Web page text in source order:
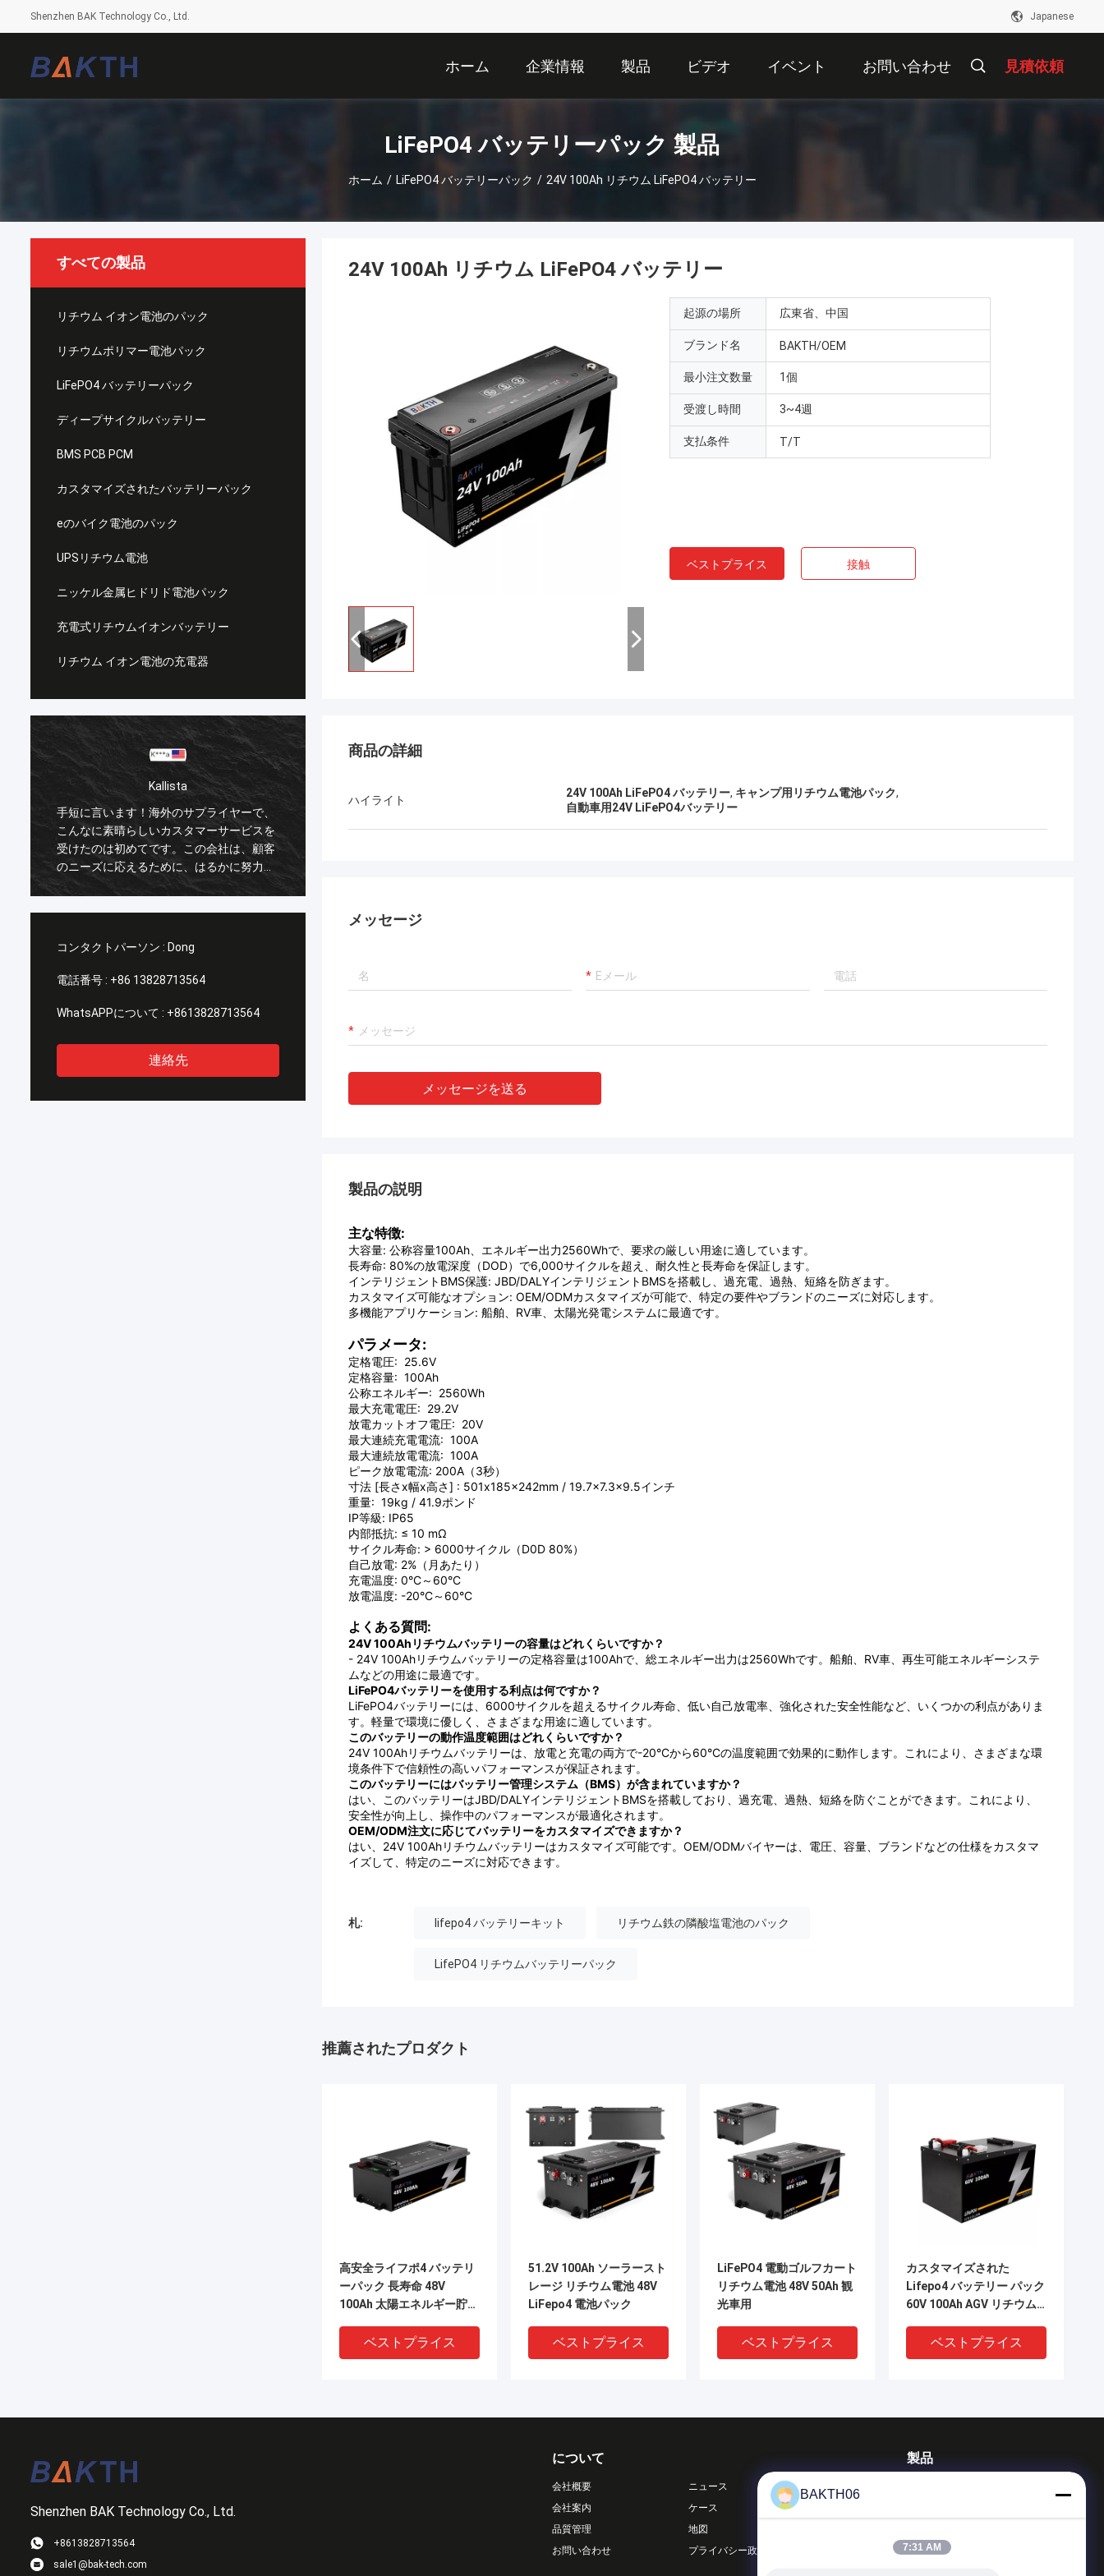
Shenzhen BAK Technology Co., Ltd. Japanese
ホーム 企業情報 製品 ビデオ イベント お問い合わせ 見積依頼
LiFePO4 バッテリーパック 製品
ホーム / LiFePO4 バッテリーパック / 24V 100Ah リチウム LiFePO4 バッテリー
すべての製品
リチウム イオン電池のパック
リチウムポリマー電池パック
LiFePO4 バッテリーパック
ディープサイクルバッテリー
BMS PCB PCM
カスタマイズされたバッテリーパック
eのバイク電池のパック
UPSリチウム電池
ニッケル金属ヒドリド電池パック
充電式リチウムイオンバッテリー
リチウム イオン電池の充電器
サプライヤーで、
タマーサービスを
この会社は、顧客
、はるかに努力し
懸念に対する対応
Kallista
手短に言います！海外のサプライヤーで、
こんなに素晴らしいカスタマーサービスを
受けたのは初めてです。この会社は、顧客
のニーズに応えるために、はるかに努力し
ています。私のすべての懸念に対する対応
れ、発送時間も素晴らしかったです！
コンタクトパーソン : Dong
電話番号 : +86 13828713564
WhatsAPPについて : +8613828713564
連絡先
24V 100Ah リチウム LiFePO4 バッテリー
起源の場所 広東省、中国
ブランド名 BAKTH/OEM
最小注文数量 1個
受渡し時間 3~4週
支払条件 T/T
ベストプライス 接触
商品の詳細
ハイライト
24V 100Ah LiFePO4 バッテリー, キャンプ用リチウム電池パック,
自動車用24V LiFePO4バッテリー
メッセージ
メッセージを送る
製品の説明
主な特徴:
大容量: 公称容量100Ah、エネルギー出力2560Whで、要求の厳しい用途に適しています。
長寿命: 80%の放電深度（DOD）で6,000サイクルを超え、耐久性と長寿命を保証します。
インテリジェントBMS保護: JBD/DALYインテリジェントBMSを搭載し、過充電、過熱、短絡を防ぎます。
カスタマイズ可能なオプション: OEM/ODMカスタマイズが可能で、特定の要件やブランドのニーズに対応します。
多機能アプリケーション: 船舶、RV車、太陽光発電システムに最適です。
パラメータ:
定格電圧: 25.6V
定格容量: 100Ah
公称エネルギー: 2560Wh
最大充電電圧: 29.2V
放電カットオフ電圧: 20V
最大連続充電電流: 100A
最大連続放電電流: 100A
ピーク放電電流: 200A（3秒）
寸法 [長さx幅x高さ] : 501x185×242mm / 19.7×7.3x9.5インチ
重量: 19kg / 41.9ポンド
IP等級: IP65
内部抵抗: ≤ 10 mΩ
サイクル寿命: > 6000サイクル（D0D 80%）
自己放電: 2%（月あたり）
充電温度: 0°C～60°C
放電温度: -20°C～60°C
よくある質問:
24V 100Ahリチウムバッテリーの容量はどれくらいですか？
- 24V 100Ahリチウムバッテリーの定格容量は100Ahで、総エネルギー出力は2560Whです。船舶、RV車、再生可能エネルギーシステ
ムなどの用途に最適です。
LiFePO4バッテリーを使用する利点は何ですか？
LiFePO4バッテリーには、6000サイクルを超えるサイクル寿命、低い自己放電率、強化された安全性能など、いくつかの利点がありま
す。軽量で環境に優しく、さまざまな用途に適しています。
このバッテリーの動作温度範囲はどれくらいですか？
24V 100Ahリチウムバッテリーは、放電と充電の両方で-20°Cから60°Cの温度範囲で効果的に動作します。これにより、さまざまな環
境条件下で信頼性の高いパフォーマンスが保証されます。
このバッテリーにはバッテリー管理システム（BMS）が含まれていますか？
はい、このバッテリーはJBD/DALYインテリジェントBMSを搭載しており、過充電、過熱、短絡を防ぐことができます。これにより、
安全性が向上し、操作中のパフォーマンスが最適化されます。
OEM/ODM注文に応じてバッテリーをカスタマイズできますか？
はい、24V 100Ahリチウムバッテリーはカスタマイズ可能です。OEM/ODMバイヤーは、電圧、容量、ブランドなどの仕様をカスタマ
イズして、特定のニーズに対応できます。
札: lifepo4 バッテリーキット リチウム鉄の隣酸塩電池のパック
LifePO4 リチウムバッテリーパック
推薦されたプロダクト
高安全ライフポ4 バッテリ
ーパック 長寿命 48V
100Ah 太陽エネルギー貯蔵
ベストプライス
51.2V 100Ah ソーラースト
レージ リチウム電池 48V
LiFepo4 電池パック
ベストプライス
LiFePO4 電動ゴルフカート
リチウム電池 48V 50Ah 観
光車用
ベストプライス
カスタマイズされた
Lifepo4 バッテリー パック
60V 100Ah AGV リチウム
ベストプライス
Shenzhen BAK Technology Co., Ltd.
+8613828713564
sale1@bak-tech.com
について
会社概要
会社案内
品質管理
お問い合わせ
ニュース
ケース
地図
プライバシー政策
製品
すべてのカテゴリー
BAKTH06
7:31 AM